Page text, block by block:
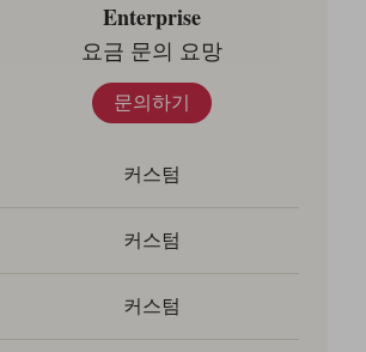
Enterprise
요금 문의 요망
문의하기
커스텀
커스텀
커스텀